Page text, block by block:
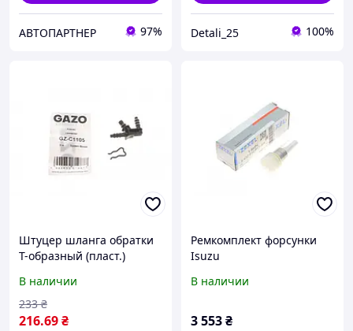
АВТОПАРТНЕР 97% Detali_25 100%
Штуцер шланга обратки
Т-образный (пласт.)
C1105 Крос код GZ-C1105
В наличии
216.69₴
233 ₴
Ремкомплект форсунки
Isuzu
В наличии
3 553₴